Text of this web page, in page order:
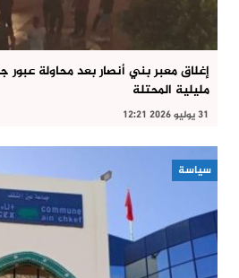
إغلاق معبر بني أنصار بعد محاولة عبور
مليلية المحتلة
31 يوليو 2026 12:21
سياسة